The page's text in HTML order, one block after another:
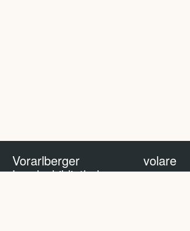
Vorarlberger
Landesbibliothek
volare